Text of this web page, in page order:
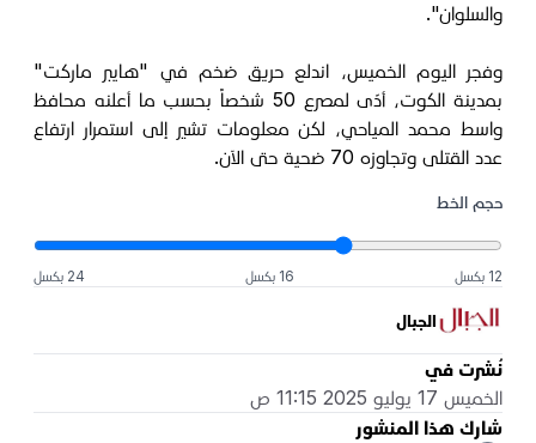
والسلوان".
وفجر اليوم الخميس، اندلع حريق ضخم في "هايبر ماركت"
بمدينة الكوت، أدّى لمصرع 50 شخصاً بحسب ما أعلنه محافظ
واسط محمد المياحي، لكن معلومات تشير إلى استمرار ارتفاع
عدد القتلى وتجاوزه 70 ضحية حتى الآن.
حجم الخط
12 بكسل 16 بكسل 24 بكسل
الجبال
نُشرت في
الخميس 17 يوليو 2025 11:15 ص
شارك هذا المنشور